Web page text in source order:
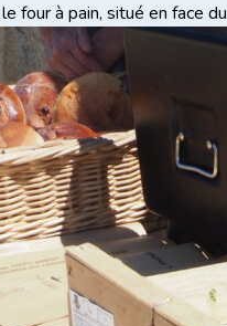
four à pain, situé en face du